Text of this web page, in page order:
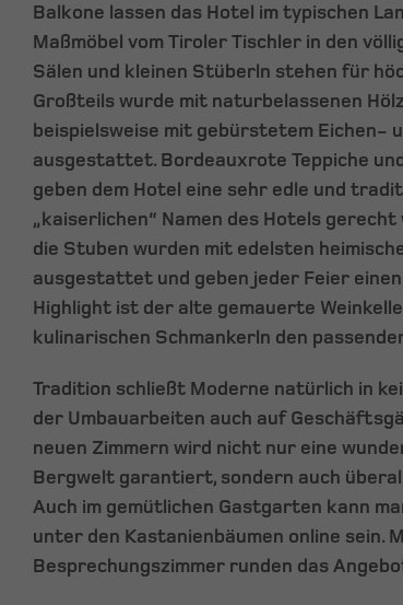
Balkone lassen das Hotel im typischen
Maßmöbel vom Tiroler Tischler in den
Sälen und kleinen Stüberln stehen für
Großteils wurde mit naturbelassenen
beispielsweise mit gebürstetem Eichen-
ausgestattet. Bordeauxrote Teppiche
geben dem Hotel eine sehr edle und
„kaiserlichen“ Namen des Hotels
die Stuben wurden mit edelsten
ausgestattet und geben jeder Feier
Highlight ist der alte gemauerte
kulinarischen Schmankerln den
Tradition schließt Moderne natürlich in
der Umbauarbeiten auch auf
neuen Zimmern wird nicht nur eine
Bergwelt garantiert, sondern auch
Auch im gemütlichen Gastgarten kann
unter den Kastanienbäumen online sein.
Besprechungszimmer runden das